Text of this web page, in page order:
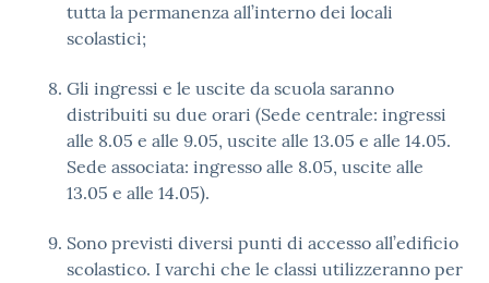
tutta la permanenza all’interno dei locali
scolastici;
Gli ingressi e le uscite da scuola saranno
distribuiti su due orari (Sede centrale: ingressi
alle 8.05 e alle 9.05, uscite alle 13.05 e alle 14.05.
Sede associata: ingresso alle 8.05, uscite alle
13.05 e alle 14.05).
Sono previsti diversi punti di accesso all’edificio
scolastico. I varchi che le classi utilizzeranno per